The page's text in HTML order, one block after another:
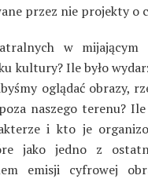
przez nie projekty o
w
kultury? Ile było
oglądać obrazy,
naszego terenu?
i kto je
jako jedno z
emisji cyfrowej